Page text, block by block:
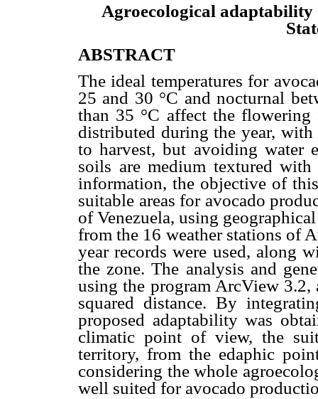
Agroecological
ABSTRACT
The ideal temperatures for
25 and 30 °C and nocturnal
than 35 °C affect the
distributed during the year,
to harvest, but avoiding water
soils are medium textured
information, the objective of
suitable areas for avocado
of Venezuela, using
from the 16 weather stations of
year records were used, along
the zone. The analysis and
using the program ArcView
squared distance. By
proposed adaptability was
climatic point of view, the
territory, from the edaphic
considering the whole
well suited for avocado